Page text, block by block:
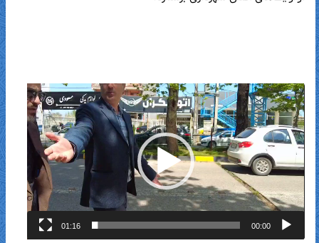
نمایشگر
ویدیو
00:00
01:16